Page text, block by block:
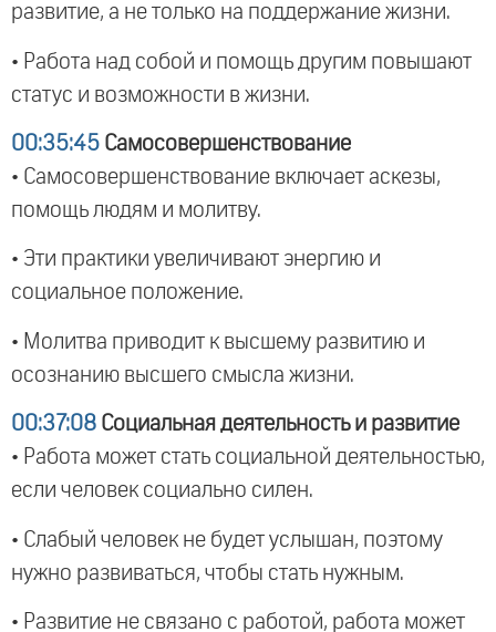
развитие, а не только на поддержание жизни.
• Работа над собой и помощь другим повышают
статус и возможности в жизни.
00:35:45 Самосовершенствование
• Самосовершенствование включает аскезы,
помощь людям и молитву.
• Эти практики увеличивают энергию и
социальное положение.
• Молитва приводит к высшему развитию и
осознанию высшего смысла жизни.
00:37:08 Социальная деятельность и развитие
• Работа может стать социальной деятельностью,
если человек социально силен.
• Слабый человек не будет услышан, поэтому
нужно развиваться, чтобы стать нужным.
• Развитие не связано с работой, работа может